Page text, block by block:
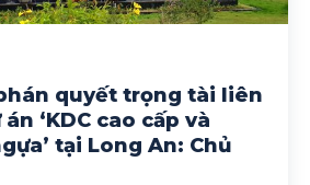
quyết trọng tài liên
‘KDC cao cấp và
tại Long An: Chủ